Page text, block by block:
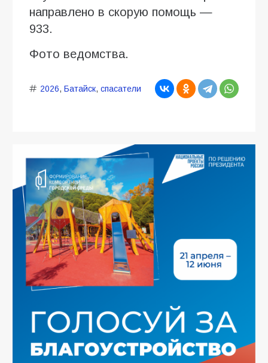
направлено в скорую помощь —
933.
Фото ведомства.
2026, Батайск, спасатели